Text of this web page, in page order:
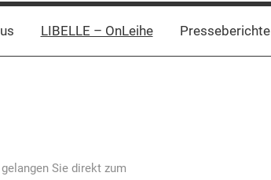
LIBELLE – OnLeihe Presseberichte
Sie direkt zum